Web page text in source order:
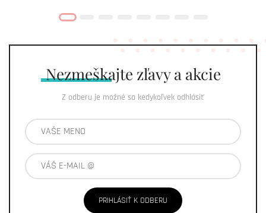
Nezmeškajte zľavy a akcie
Z odberu je možné sa kedykoľvek odhlásiť
PRIHLÁSIŤ K ODBERU